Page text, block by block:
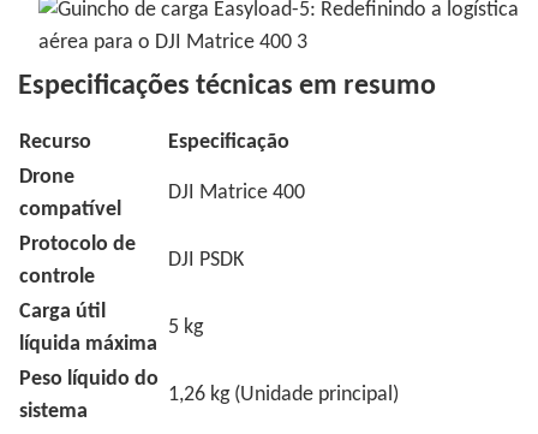
Especificações técnicas em resumo
Recurso
Especificação
Drone
compatível
DJI Matrice 400
Protocolo de
controle
DJI PSDK
Carga útil
líquida máxima
5 kg
Peso líquido do
sistema
1,26 kg (Unidade principal)